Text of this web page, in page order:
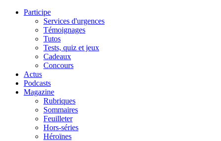
Participe
Services d'urgences
Témoignages
Tutos
Tests, quiz et jeux
Cadeaux
Concours
Actus
Podcasts
Magazine
Rubriques
Sommaires
Feuilleter
Hors-séries
Héroïnes